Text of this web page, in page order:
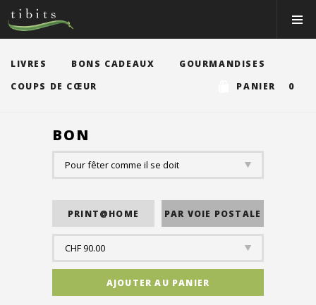
Tibits:
Home
Main
HORAIRES
À PROPOS
VOS ÉVÉNEMENTS
Bons & boutique
LIVRES BONS CADEAUX
GOURMANDISES
COUPS DE CŒUR
PANIER 0
BON